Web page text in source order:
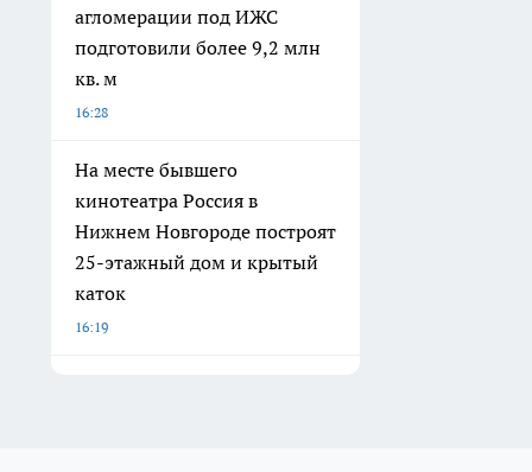
агломерации под ИЖС
подготовили более 9,2 млн
кв. м
16:28
На месте бывшего
кинотеатра Россия в
Нижнем Новгороде построят
25-этажный дом и крытый
каток
16:19